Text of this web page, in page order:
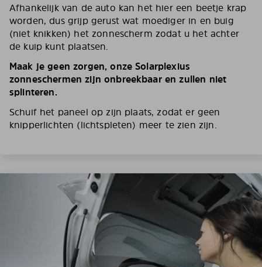
Afhankelijk van de auto kan het hier een beetje krap
worden, dus grijp gerust wat moediger in en buig
(niet knikken) het zonnescherm zodat u het achter
de kuip kunt plaatsen.
Maak je geen zorgen, onze Solarplexius
zonneschermen zijn onbreekbaar en zullen niet
splinteren.
Schuif het paneel op zijn plaats, zodat er geen
knipperlichten (lichtspleten) meer te zien zijn.